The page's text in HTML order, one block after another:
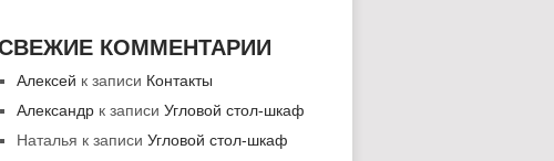
КОММЕНТАРИИ
Алексей к записи Контакты
Александр к записиУгловой стол-шкаф
Наталья к записиУгловой стол-шкаф